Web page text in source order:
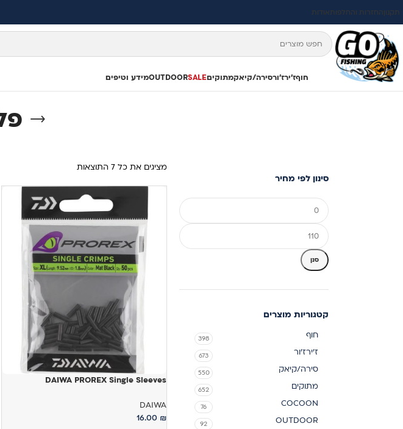
תקנוןהחזרות והחלפותאודות
חוףז'ירז'ורסירה/קיאקמתוקיםSALE
OUTDOORמידע וטיפים
סינון לפי מחיר
סנן
קטגוריות מוצרים
חוף 398
ז'ירז'ור 673
סירה/קיאק 550
מתוקים 652
COCOON
76
OUTDOOR
92
מציגים את כל ⁦7⁩ התוצאות
DAIWA PROREX Single Sleeves
DAIWA
16.00 ₪